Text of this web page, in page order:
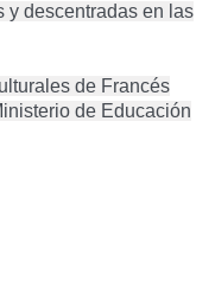
y descentradas en las
de Francés
de Educación